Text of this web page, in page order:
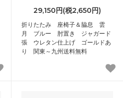
29,150円(税2,650円)
折りたたみ 座椅子＆脇息 雲
月 ブルー 肘置き ジャガード
張 ウレタン仕上げ ゴールドあ
り 関東～九州送料無料